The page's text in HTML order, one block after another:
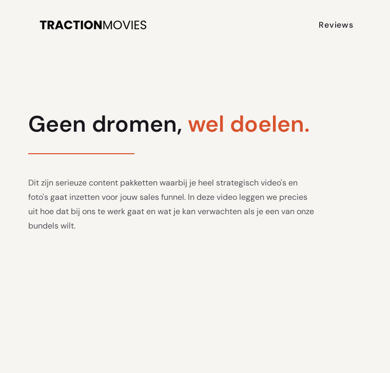
Reviews
Geen dromen, wel doelen.
Dit zijn serieuze content pakketten waarbij je heel strategisch video's en
foto's gaat inzetten voor jouw sales funnel. In deze video leggen we precies
uit hoe dat bij ons te werk gaat en wat je kan verwachten als je een van onze
bundels wilt.